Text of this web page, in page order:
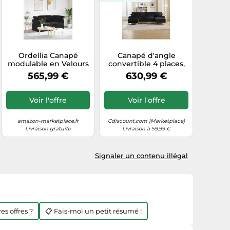
Ordellia Canapé
modulable en Velours
Noir, Structure métal
et accoudoirs Bois,
d’Angle avec 6 Grands
et 4 Petits Coussins,
Chambre
565,99 €
Voir l'offre
amazon-marketplace.fr
Livraison gratuite
Canapé d'angle
convertible 4 places,
Canapé avec grands
coussins d'assise et
272x136x88cm, Tissu
velours teddy, Noir
630,99 €
Voir l'offre
Cdiscount.com (Marketplace)
Livraison à 59,99 €
Signaler un contenu illégal
offres ? 📋 Fais-moi un petit résumé !